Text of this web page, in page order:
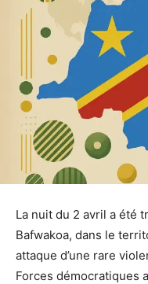
La nuit du 2 avril a été
Bafwakoa, dans le
attaque d’une rare
Forces démocratiques